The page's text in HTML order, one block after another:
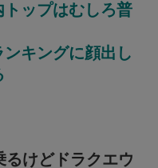
トップはむしろ普
キングに顔出し
るけどドラクエウ